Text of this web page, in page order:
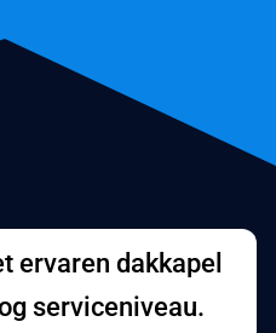
ervaren dakkapel
serviceniveau.